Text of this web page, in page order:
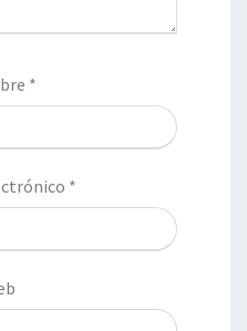
*
*